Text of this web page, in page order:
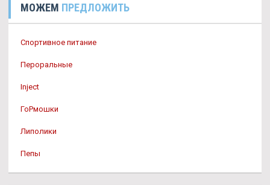
МОЖЕМ ПРЕДЛОЖИТЬ
Спортивное питание
Пероральные
Inject
ГоРмошки
Липолики
Пепы